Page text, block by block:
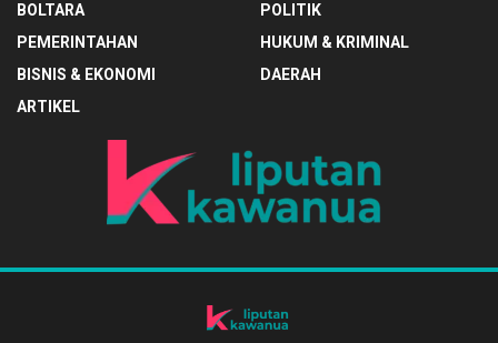
BOLTARA
POLITIK
PEMERINTAHAN
HUKUM & KRIMINAL
BISNIS & EKONOMI
DAERAH
ARTIKEL